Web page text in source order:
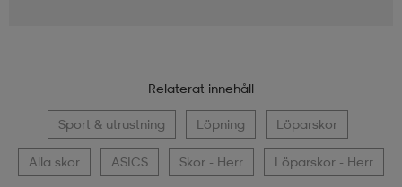
Relaterat innehåll
Sport & utrustning Löpning Löparskor
Alla skor ASICS Skor - Herr Löparskor - Herr